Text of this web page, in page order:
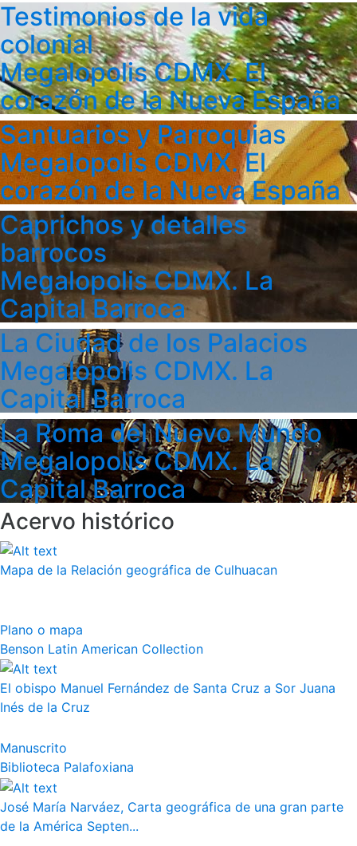
Testimonios de la vida
colonial
Megalopolis CDMX. El
corazón de la Nueva España
Santuarios y Parroquias
Megalopolis CDMX. El
corazón de la Nueva España
Caprichos y detalles
barrocos
Megalopolis CDMX. La
Capital Barroca
La Ciudad de los Palacios
Megalopolis CDMX. La
Capital Barroca
La Roma del Nuevo Mundo
Megalopolis CDMX. La
Capital Barroca
Acervo histórico
Mapa de la Relación geográfica de Culhuacan
Plano o mapa
Benson Latin American Collection
El obispo Manuel Fernández de Santa Cruz a Sor Juana
Inés de la Cruz
Manuscrito
Biblioteca Palafoxiana
José María Narváez, Carta geográfica de una gran parte
de la América Septen...